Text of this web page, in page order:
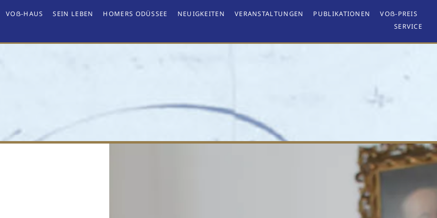
VOẞ-HAUS SEIN LEBEN HOMERS ODÜSSEE NEUIGKEITEN VERANSTALTUNGEN PUBLIKATIONEN
VOẞ-PREIS
SERVICE